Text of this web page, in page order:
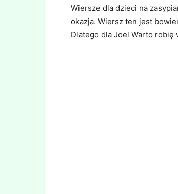
Wiersze dla dzieci na
okazja. Wiersz ten jest
Dlatego dla Joel Warto robię